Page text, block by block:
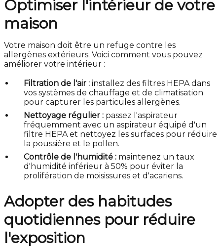
Optimiser l'intérieur de votre
maison
Votre maison doit être un refuge contre les
allergènes extérieurs. Voici comment vous pouvez
améliorer votre intérieur :
Filtration de l'air : installez des filtres HEPA dans
vos systèmes de chauffage et de climatisation
pour capturer les particules allergènes.
Nettoyage régulier : passez l'aspirateur
fréquemment avec un aspirateur équipé d'un
filtre HEPA et nettoyez les surfaces pour réduire
la poussière et le pollen.
Contrôle de l'humidité : maintenez un taux
d'humidité inférieur à 50% pour éviter la
prolifération de moisissures et d'acariens.
Adopter des habitudes
quotidiennes pour réduire
l'exposition